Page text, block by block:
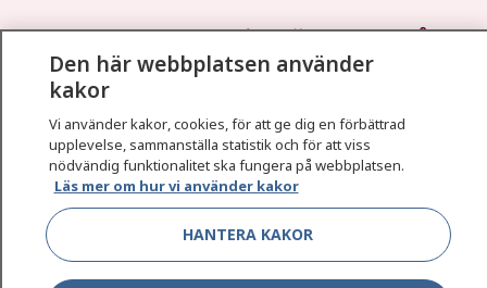
1177–tryggt om din hälsa och vård
På 1177.se får du råd om hälsa och information om
sjukdomar och vilka mottagningar du kan kontakta.
Logga in för att läsa din journal och göra dina
vårdärenden. Ring telefonnummer 1177 för
sjukvårdsrådgivning dygnet runt.
1177 ger dig råd när du vill må bättre.
Den här webbplatsen använder
kakor
Vi använder kakor, cookies, för att ge dig en förbättrad
upplevelse, sammanställa statistik och för att viss
nödvändig funktionalitet ska fungera på webbplatsen.
Läs mer om hur vi använder kakor
HANTERA KAKOR